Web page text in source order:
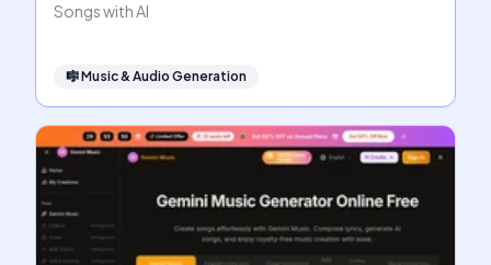
Songs with AI
🎼Music & Audio Generation